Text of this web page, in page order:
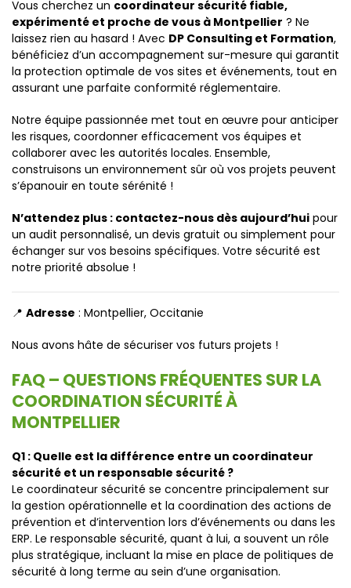
Vous cherchez un coordinateur sécurité fiable,
expérimenté et proche de vous à Montpellier ? Ne
laissez rien au hasard ! Avec DP Consulting et Formation,
bénéficiez d’un accompagnement sur-mesure qui garantit
la protection optimale de vos sites et événements, tout en
assurant une parfaite conformité réglementaire.
Notre équipe passionnée met tout en œuvre pour anticiper
les risques, coordonner efficacement vos équipes et
collaborer avec les autorités locales. Ensemble,
construisons un environnement sûr où vos projets peuvent
s’épanouir en toute sérénité !
N’attendez plus : contactez-nous dès aujourd’hui pour
un audit personnalisé, un devis gratuit ou simplement pour
échanger sur vos besoins spécifiques. Votre sécurité est
notre priorité absolue !
📍 Adresse : Montpellier, Occitanie
Nous avons hâte de sécuriser vos futurs projets !
FAQ – QUESTIONS FRÉQUENTES SUR LA
COORDINATION SÉCURITÉ À
MONTPELLIER
Q1 : Quelle est la différence entre un coordinateur
sécurité et un responsable sécurité ?
Le coordinateur sécurité se concentre principalement sur
la gestion opérationnelle et la coordination des actions de
prévention et d’intervention lors d’événements ou dans les
ERP. Le responsable sécurité, quant à lui, a souvent un rôle
plus stratégique, incluant la mise en place de politiques de
sécurité à long terme au sein d’une organisation.